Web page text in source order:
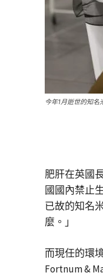
今年1月逝世的知
肥肝在英國
國國內禁止
已故的知名
麼。」
而現任的環
Fortnum &